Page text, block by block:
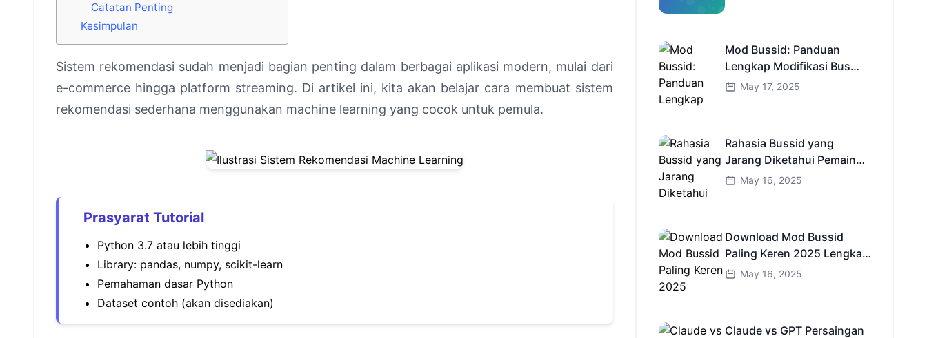
Catatan Penting
Kesimpulan
Sistem rekomendasi sudah menjadi bagian penting dalam berbagai aplikasi modern, mulai dari
e-commerce hingga platform streaming. Di artikel ini, kita akan belajar cara membuat sistem
rekomendasi sederhana menggunakan machine learning yang cocok untuk pemula.
Prasyarat Tutorial
Python 3.7 atau lebih tinggi
Library: pandas, numpy, scikit-learn
Pemahaman dasar Python
Dataset contoh (akan disediakan)
Mod Bussid: Panduan
Lengkap Modifikasi Bus
Simulator Indonesia
May 17, 2025
Rahasia Bussid yang
Jarang Diketahui Pemain
Baru Kamu Wajib Coba!
May 16, 2025
Download Mod Bussid
Paling Keren 2025 Lengkap
Mobil Bus dan Truk HD
May 16, 2025
Claude vs GPT Persaingan